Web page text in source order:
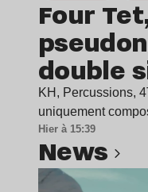
Four
double
KH, Percussions,
uniquement
Hier à 15:39
news